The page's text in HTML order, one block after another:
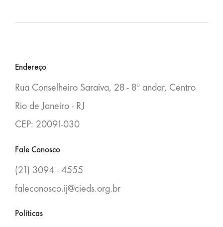
Endereço
Rua Conselheiro Saraiva, 28 - 8º andar, Centro
Rio de Janeiro - RJ
CEP: 20091-030
Fale Conosco
(21) 3094 - 4555
faleconosco.ij@cieds.org.br
Políticas